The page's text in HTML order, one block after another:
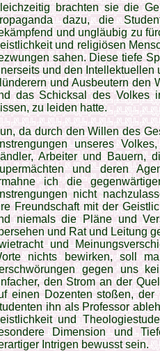
brachten sie die
dazu, die
und ungläubig zu
und religiösen
sahen. Diese tiefe
und den Intellektuellen
und Ausbeutern den
das Schicksal des Volkes
zu leiden hatte.
da durch den Willen des
unseres
Arbeiter und Bauern,
und deren
ich die
nicht
Freundschaft mit der
niemals die Pläne und
und Rat und Leitung
und
nichts bewirken, soll
gegen uns
den Strom an der
einen Dozenten stoßen, der
ihn als Professor
und
Dimension und
Intrigen bewusst sein.